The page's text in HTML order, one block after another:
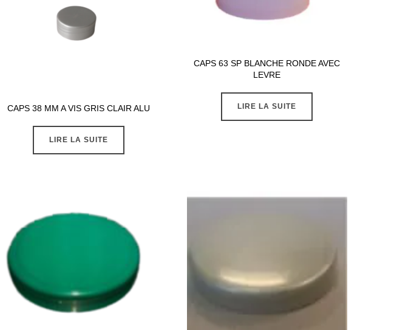
CAPS 38 MM A VIS GRIS CLAIR ALU
LIRE LA SUITE
CAPS 63 SP BLANCHE RONDE AVEC
LEVRE
LIRE LA SUITE